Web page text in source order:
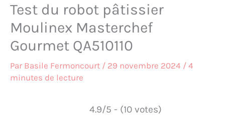
Test du robot pâtissier
Moulinex Masterchef
Gourmet QA510110
Par Basile Fermoncourt / 29 novembre 2024 / 4
minutes de lecture
4.9/5 - (10 votes)